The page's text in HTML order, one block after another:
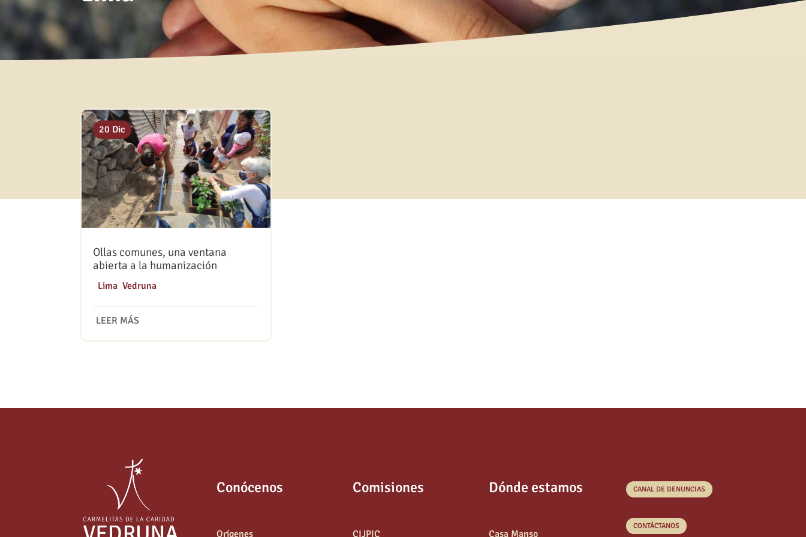
Ollas comunes, una ventana
abierta a la humanización
20 Dic
Lima ,Vedruna
LEER MÁS
Conócenos
Orígenes
Comisiones
CIJPIC
Dónde estamos
Casa Manso
CANAL DE DENUNCIAS
CONTÁCTANOS